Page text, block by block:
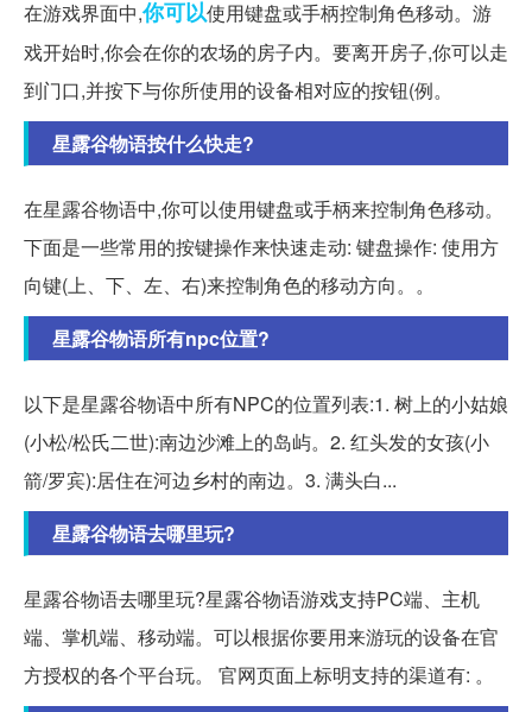
在游戏界面中,你可以使用键盘或手柄控制角色移动。游
戏开始时,你会在你的农场的房子内。要离开房子,你可以走
到门口,并按下与你所使用的设备相对应的按钮(例。
星露谷物语按什么快走?
在星露谷物语中,你可以使用键盘或手柄来控制角色移动。
下面是一些常用的按键操作来快速走动: 键盘操作: 使用方
向键(上、下、左、右)来控制角色的移动方向。。
星露谷物语所有npc位置?
以下是星露谷物语中所有NPC的位置列表:1. 树上的小姑娘
(小松/松氏二世):南边沙滩上的岛屿。2. 红头发的女孩(小
箭/罗宾):居住在河边乡村的南边。3. 满头白...
星露谷物语去哪里玩?
星露谷物语去哪里玩?星露谷物语游戏支持PC端、主机
端、掌机端、移动端。可以根据你要用来游玩的设备在官
方授权的各个平台玩。 官网页面上标明支持的渠道有: 。